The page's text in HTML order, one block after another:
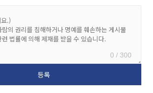
0 / 300